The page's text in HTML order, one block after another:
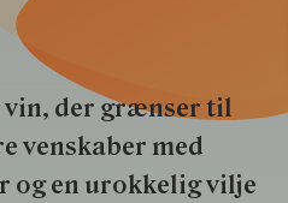
vin, der grænser til
venskaber med
og en urokkelig vilje